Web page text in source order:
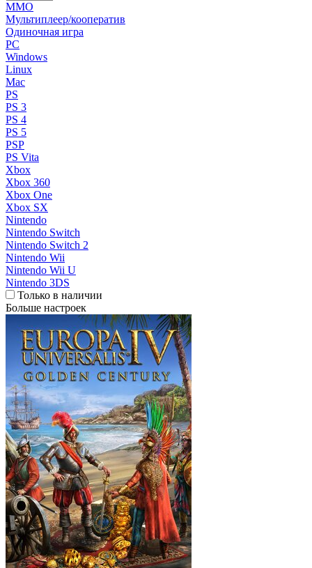
MMO
Мультиплеер/кооператив
Одиночная игра
PC
Windows
Linux
Mac
PS
PS 3
PS 4
PS 5
PSP
PS Vita
Xbox
Xbox 360
Xbox One
Xbox SX
Nintendo
Nintendo Switch
Nintendo Switch 2
Nintendo Wii
Nintendo Wii U
Nintendo 3DS
Только в наличии
Больше настроек